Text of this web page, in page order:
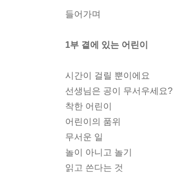
들어가며
1부 곁에 있는 어린이
시간이 걸릴 뿐이에요
선생님은 공이 무서우세요?
착한 어린이
어린이의 품위
무서운 일
놀이 아니고 놀기
읽고 쓴다는 것